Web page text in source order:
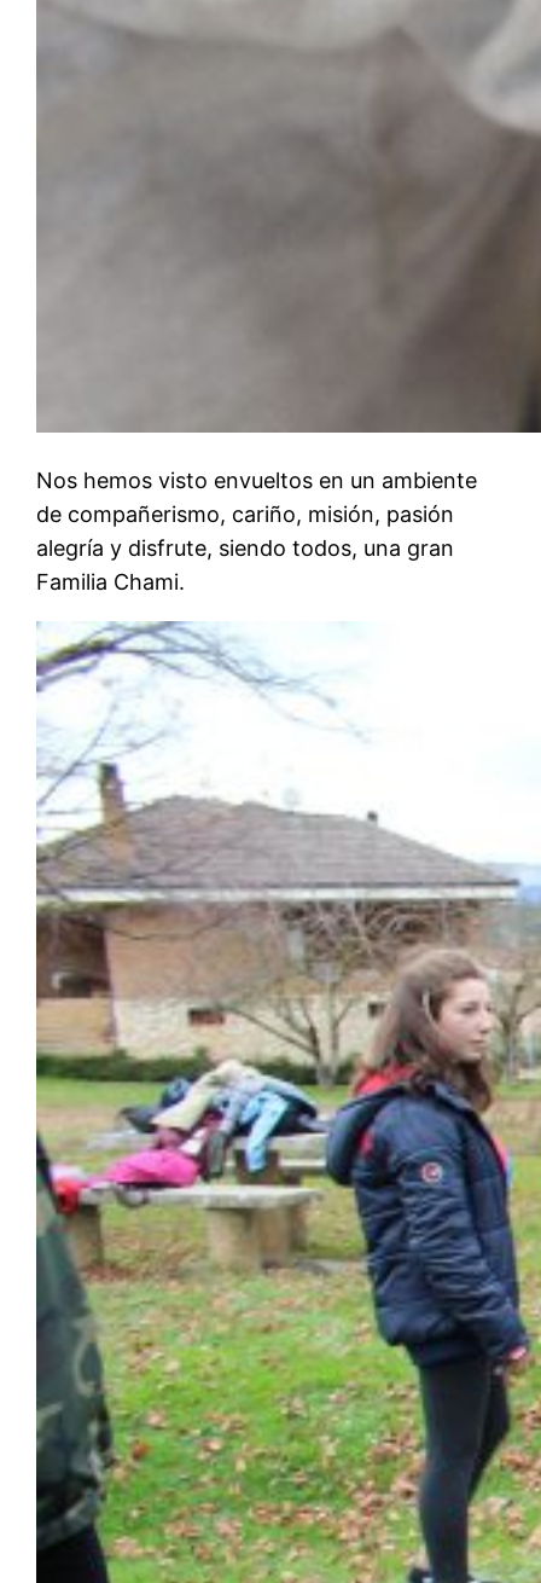
Nos hemos visto envueltos en un ambiente
de compañerismo, cariño, misión, pasión
alegría y disfrute, siendo todos, una gran
Familia Chami.